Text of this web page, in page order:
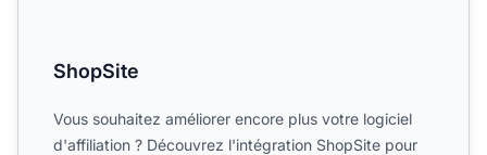
ShopSite
Vous souhaitez améliorer encore plus votre logiciel
d'affiliation ? Découvrez l'intégration ShopSite pour